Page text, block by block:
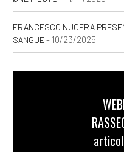
FRANCESCO NUCERA
SANGUE- 10/23/2025